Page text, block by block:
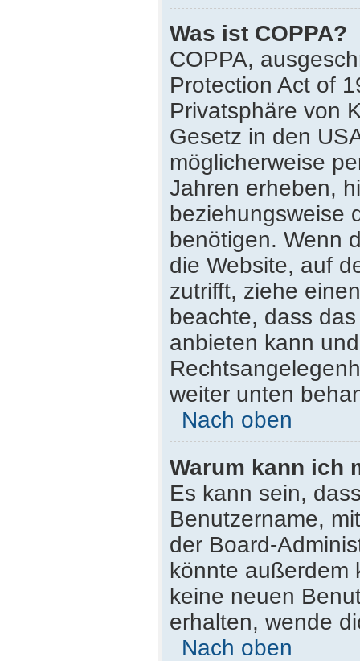
Was ist COPPA?
COPPA,
Protection Act of
Privatsphäre von
Gesetz in den
möglicherweise
Jahren erheben,
beziehungsweise
benötigen. Wenn
die Website, auf
zutrifft, ziehe
beachte, dass
anbieten kann
weiter unten
Nach oben
Warum kann ich
Es kann sein,
Benutzername,
der Board-
könnte außerdem
keine neuen
erhalten, wende
Nach oben